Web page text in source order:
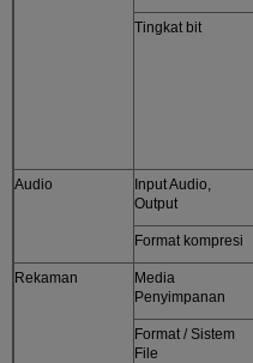
Tingkat bit
Audio
Input Audio,
Output
Format kompresi
Rekaman
Media
Penyimpanan
Format / Sistem
File